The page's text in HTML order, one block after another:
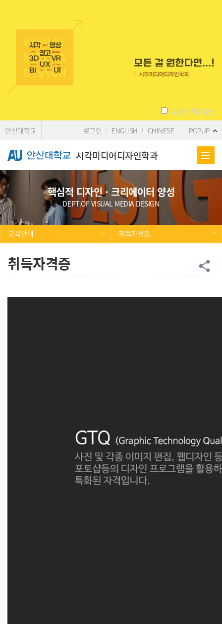
1일동안 열지않음
안산대학교 로그인 ENGLISH CHINESE POPUP
시각미디어디자인학과
핵심적 디자인 · 크리에이터 양성
DEPT.OF VISUAL MEDIA DESIGN
교육안내 취득자격증
취득자격증 공
share